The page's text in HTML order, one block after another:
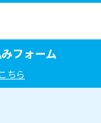
フォーム
ちら